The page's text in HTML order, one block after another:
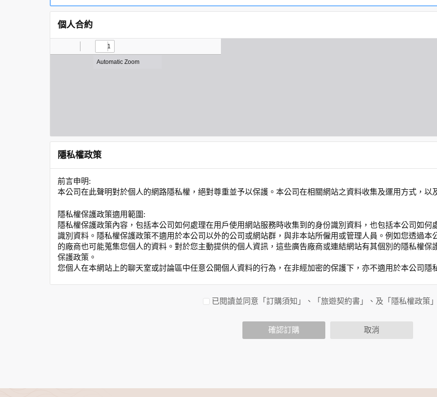
個人合約
隱私權政策
前言申明:
本公司在此聲明對於個人的網路隱私權，絕對尊重並予以保護。本公司在相關網站之資料收集及運用方式，以
隱私權保護政策適用範圍:
隱私權保護政策內容，包括本公司如何處理在用戶使用網站服務時收集到的身份識別資料，也包括本公司如
識別資料。隱私權保護政策不適用於本公司以外的公司或網站群，與非本站所僱用或管理人員。例如您透過
的廠商也可能蒐集您個人的資料。對於您主動提供的個人資訊，這些廣告廠商或連結網站有其個別的隱私權
保護政策。
您個人在本網站上的聊天室或討論區中任意公開個人資料的行為，在非經加密的保護下，亦不適用於本公司隱
為了在本網站提供您最佳的互動性服務，可能會請您提供相關個人的資料，其範圍如下：
於一般瀏覽時，伺服器會自行記錄相關行徑，包括您使用連線設備的 IP 位址、使用時間、使用的瀏覽器、瀏
當客戶在本網站註冊時，我們會取得您的姓名、電話、住址、身份證字號、電子郵件、出生日期、性別、行
已閱讀並同意「訂購須知」、「旅遊契約書」、及「隱私權政策
確認訂購 取消